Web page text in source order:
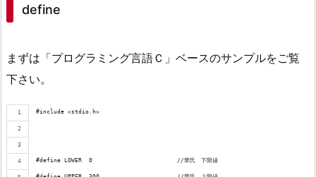
define
まずは「プログラミング言語Ｃ」ベースのサンプルをご覧
下さい。
#include <stdio.h>
#define LOWER  0			//華氏　下限値